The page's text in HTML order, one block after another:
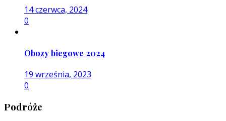
14 czerwca, 2024
0
Obozy biegowe 2024
19 września, 2023
0
Podróże